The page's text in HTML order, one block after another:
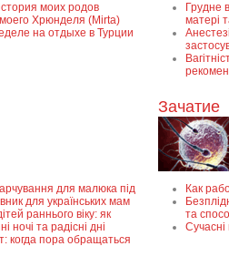
моих родов
Хрюнделя (Mirta)
на отдыхе в Турции
Грудне
матері
для малюка під
для українських мам
раннього віку: як
ночі та радісні дні
когда пора обращаться
Зачатие
Как
та